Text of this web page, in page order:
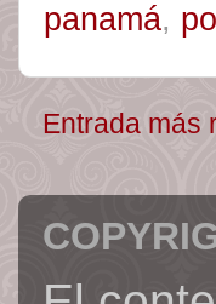
panamá,
Entrada más